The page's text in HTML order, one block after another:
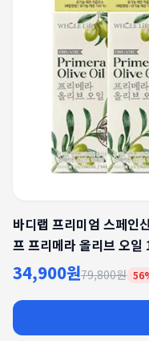
바디랩 프리미엄 스페인
프 프리메라 올리브 오
34,900원79,800원 56